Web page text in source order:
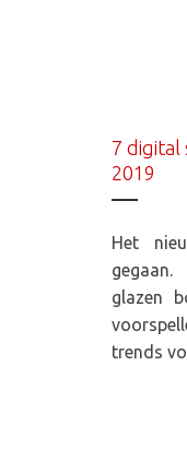
7 digital
2019
Het
glazen
trends